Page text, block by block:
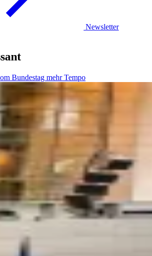
Newsletter
Bundestag mehr Tempo